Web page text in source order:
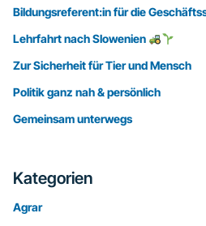
Bildungsreferent:in für die
Lehrfahrt nach Slowenien
Zur Sicherheit für Tier und Mensch
Politik ganz nah & persönlich
Gemeinsam unterwegs
Kategorien
Agrar